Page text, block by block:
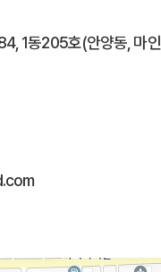
1동205호(안양동, 마인